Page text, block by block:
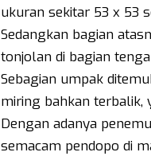
ukuran sekitar 53 x 53
Sedangkan bagian
tonjolan di bagian
Sebagian umpak
miring bahkan terbalik,
Dengan adanya
semacam pendopo di